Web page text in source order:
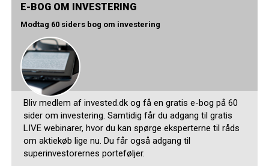
E-BOG OM INVESTERING
Modtag 60 siders bog om investering
Bliv medlem af invested.dk og få en gratis e-bog på 60
sider om investering. Samtidig får du adgang til gratis
LIVE webinarer, hvor du kan spørge eksperterne til råds
om aktiekøb lige nu. Du får også adgang til
superinvestorernes porteføljer.